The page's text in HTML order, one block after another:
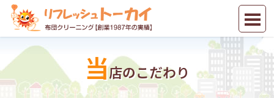
新規会員登録
当店のこだわり